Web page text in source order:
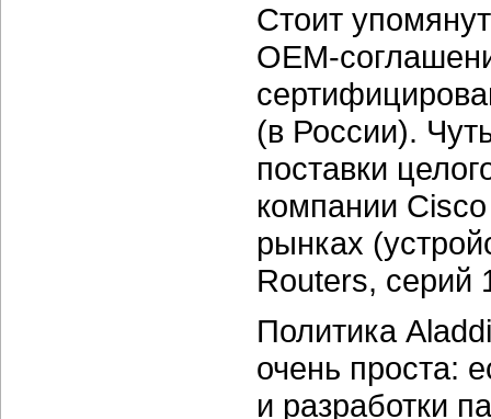
Стоит
ОЕМ-
(в России).
поставки
компании
рынках
Routers, серий
Политика
очень проста:
и разработки